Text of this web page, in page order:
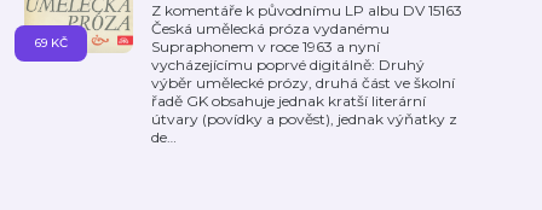
Z komentáře k původnímu LP albu DV 15163
Česká umělecká próza vydanému
Supraphonem v roce 1963 a nyní
vycházejícímu poprvé digitálně: Druhý
výběr umělecké prózy, druhá část ve školní
řadě GK obsahuje jednak kratší literární
útvary (povídky a pověst), jednak výňatky z
de…
69 KČ